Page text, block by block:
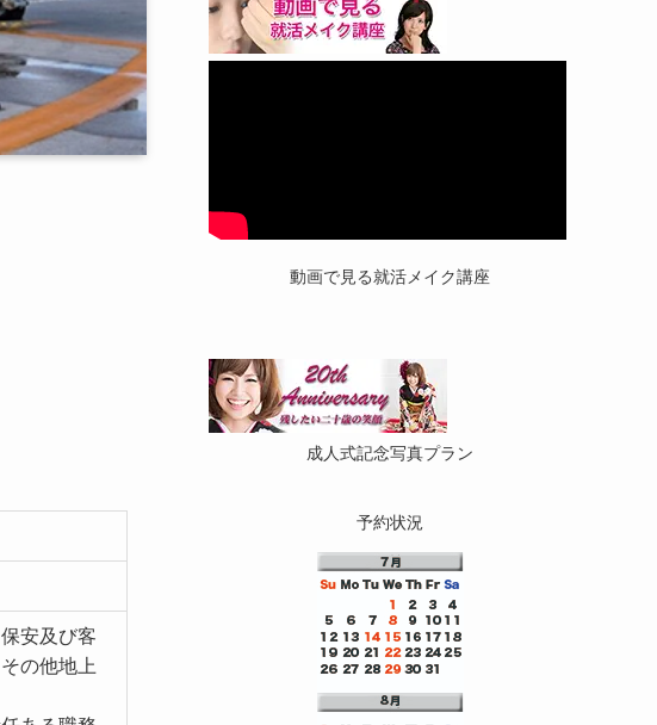
安及び客
の他地上
動画で見る就活メイク講座
成人式記念写真プラン
予約状況